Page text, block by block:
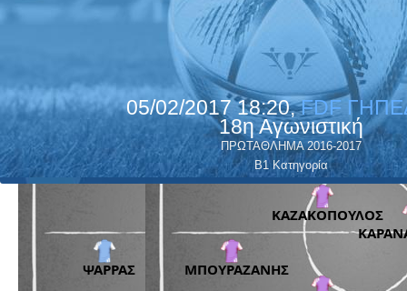
05/02/2017 18:20,FDF
18η Αγωνιστική
ΠΡΩΤΑΘΛΗΜΑ 2016-2017
Β1 Κατηγορία